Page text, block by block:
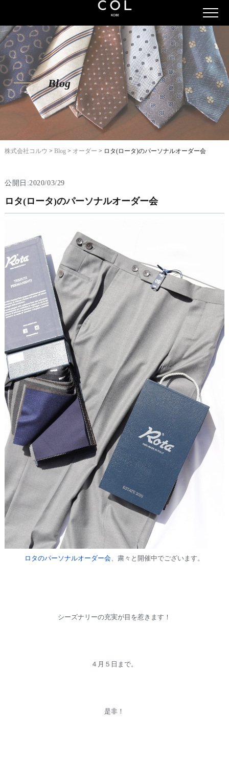
Blog
株式会社コルウ > Blog> オーダー > ロタ(ロータ)のパーソナルオーダー会
公開日:2020/03/29
ロタ(ロータ)のパーソナルオーダー会
ロタのパーソナルオーダー会 、粛々と開催中でございます。
シーズナリーの充実が目を惹きます！
４月５日まで。
是非！